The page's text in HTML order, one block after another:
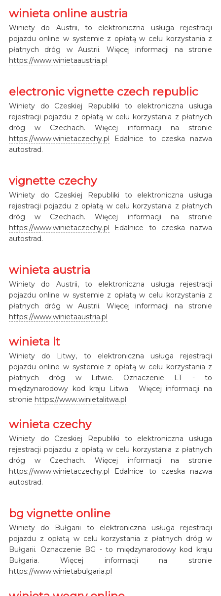
winieta online austria
Winiety do Austrii, to elektroniczna usługa rejestracji
pojazdu online w systemie z opłatą w celu korzystania z
płatnych dróg w Austrii. Więcej informacji na stronie
https://www.winietaaustria.pl
electronic vignette czech republic
Winiety do Czeskiej Republiki to elektroniczna usługa
rejestracji pojazdu z opłatą w celu korzystania z płatnych
dróg w Czechach. Więcej informacji na stronie
https://www.winietaczechy.pl Edalnice to czeska nazwa
autostrad.
vignette czechy
Winiety do Czeskiej Republiki to elektroniczna usługa
rejestracji pojazdu z opłatą w celu korzystania z płatnych
dróg w Czechach. Więcej informacji na stronie
https://www.winietaczechy.pl Edalnice to czeska nazwa
autostrad.
winieta austria
Winiety do Austrii, to elektroniczna usługa rejestracji
pojazdu online w systemie z opłatą w celu korzystania z
płatnych dróg w Austrii. Więcej informacji na stronie
https://www.winietaaustria.pl
winieta lt
Winiety do Litwy, to elektroniczna usługa rejestracji
pojazdu online w systemie z opłatą w celu korzystania z
płatnych dróg w Litwie. Oznaczenie LT - to
międzynarodowy kod kraju Litwa. Więcej informacji na
stronie https://www.winietalitwa.pl
winieta czechy
Winiety do Czeskiej Republiki to elektroniczna usługa
rejestracji pojazdu z opłatą w celu korzystania z płatnych
dróg w Czechach. Więcej informacji na stronie
https://www.winietaczechy.pl Edalnice to czeska nazwa
autostrad.
bg vignette online
Winiety do Bułgarii to elektroniczna usługa rejestracji
pojazdu z opłatą w celu korzystania z płatnych dróg w
Bułgarii. Oznaczenie BG - to międzynarodowy kod kraju
Bułgaria. Więcej informacji na stronie
https://www.winietabulgaria.pl